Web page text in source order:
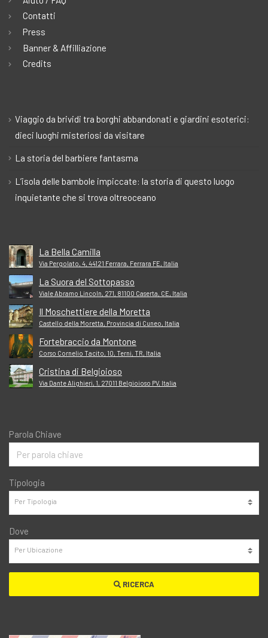
Contatti
Press
Banner & Affilliazione
Credits
Viaggio da brividi tra borghi abbandonati e giardini esoterici:
dieci luoghi misteriosi da visitare
La storia del barbiere fantasma
L’isola delle bambole impiccate: la storia di questo luogo
inquietante che si trova oltreoceano
La Bella Camilla
Via Pergolato, 4, 44121 Ferrara, Ferrara FE, Italia
La Suora del Sottopasso
Viale Abramo Lincoln, 271, 81100 Caserta, CE, Italia
Il Moschettiere della Moretta
Castello della Moretta, Provincia di Cuneo, Italia
Fortebraccio da Montone
Corso Cornelio Tacito, 10, Terni, TR, Italia
Cristina di Belgioioso
Via Dante Alighieri, 1, 27011 Belgioioso PV, Italia
Parola Chiave
Tipologia
Dove
RICERCA